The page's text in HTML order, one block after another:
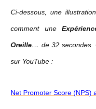
Ci-dessous, une
comment une
Oreille… de 32 secondes.
sur YouTube :
Net Promoter Score (NPS)